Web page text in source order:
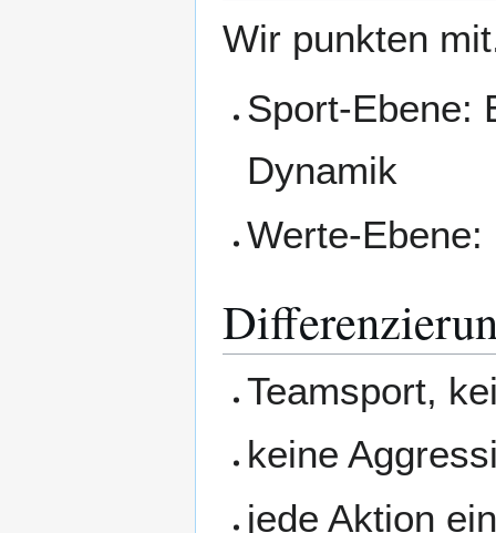
Wir punkten
Sport-Ebene:
Dynamik
Werte-
Teamsport,
keine
jede Aktion